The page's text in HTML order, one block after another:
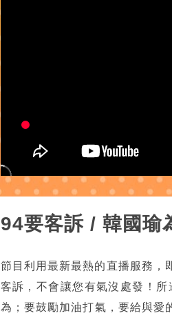
94要客訴 / 韓國瑜
節目利用最新最熱的直播服務，
客訴，不會讓您有氣沒處發！
為；要鼓勵加油打氣，要給與愛